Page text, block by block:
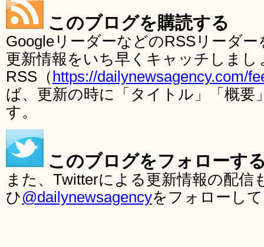
このブログを購読する
GoogleリーダーなどのRSSリーダ
更新情報をいち早くキャッチしま
RSS（ https://dailynewsagency.com/
ば、更新の時に「タイトル」「概要
す。
このブログをフォローす
また、Twitterによる更新情報の配
ひ@dailynewsagencyをフォローし